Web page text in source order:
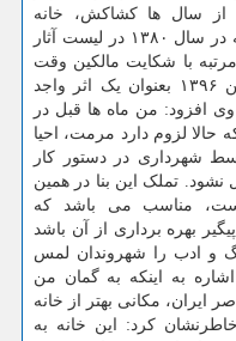
از سال ها کشاکش، خانه
دزاشیب نیما را خریداری کرد. این خانه در سال ۱۳۸۰ در لیست آثار
با شکایت مالکین وقت
از ثبت خارج شد اما بار دیگر در بهمن ۱۳۹۶ بعنوان یک اثر واجد
افزود: من ماه ها قبل در
حالا لزوم دارد مرمت، احیا
شهرداری در دستور کار
نشود. تملک این بنا در همین
مناسب می باشد که
بهره برداری از آن باشد
و ادب را شهروندان لمس
به اینکه به گمان من
ایران، مکانی بهتر از خانه
کرد: این خانه به